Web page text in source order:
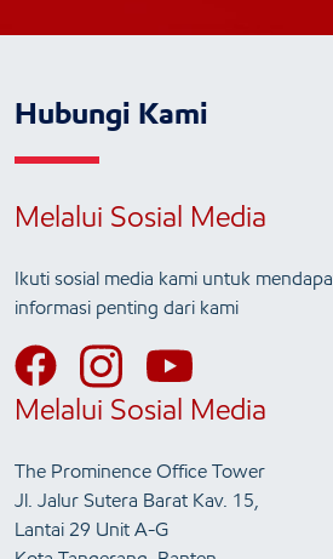
Hubungi Kami
Melalui Sosial Media
Ikuti sosial media kami untuk
informasi penting dari kami
Melalui Sosial Media
The Prominence Office Tower
Jl. Jalur Sutera Barat Kav. 15,
Lantai 29 Unit A-G